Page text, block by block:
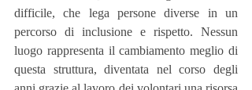
difficile, che lega persone diverse in un
percorso di inclusione e rispetto. Nessun
luogo rappresenta il cambiamento meglio di
questa struttura, diventata nel corso degli